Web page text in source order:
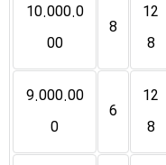
12
8
8
10.000.0
00
12
8
6
9.000.00
0